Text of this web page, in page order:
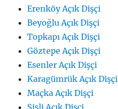
Erenköy Açık Dişçi
Beyoğlu Açık Dişçi
Topkapı Açık Dişçi
Göztepe Açık Dişçi
Esenler Açık Dişçi
Karagümrük Açık Dişçi
Maçka Açık Dişçi
Şişli Açık Dişçi